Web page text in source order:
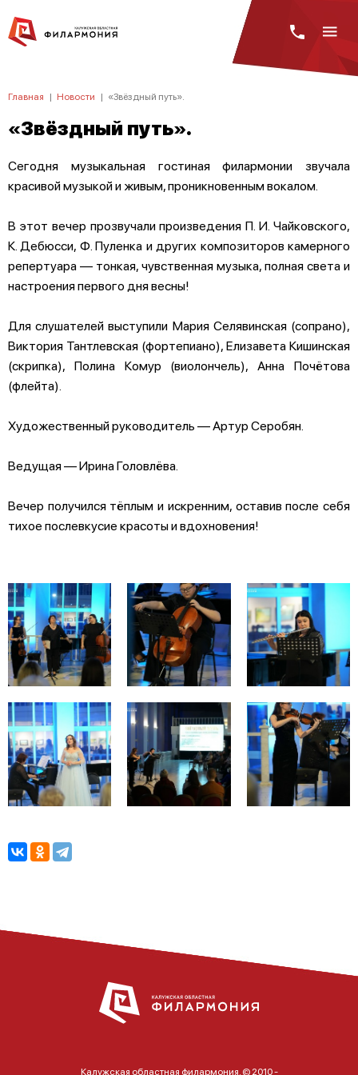
Главная | Новости | «Звёздный путь».
«Звёздный путь».
Сегодня музыкальная гостиная филармонии звучала
красивой музыкой и живым, проникновенным вокалом.
В этот вечер прозвучали произведения П. И. Чайковского,
К. Дебюсси, Ф. Пуленка и других композиторов камерного
репертуара — тонкая, чувственная музыка, полная света и
настроения первого дня весны!
Для слушателей выступили Мария Селявинская (сопрано),
Виктория Тантлевская (фортепиано), Елизавета Кишинская
(скрипка), Полина Комур (виолончель), Анна Почётова
(флейта).
Художественный руководитель — Артур Серобян.
Ведущая — Ирина Головлёва.
Вечер получился тёплым и искренним, оставив после себя
тихое послевкусие красоты и вдохновения!
Калужская областная филармония. © 2010 -